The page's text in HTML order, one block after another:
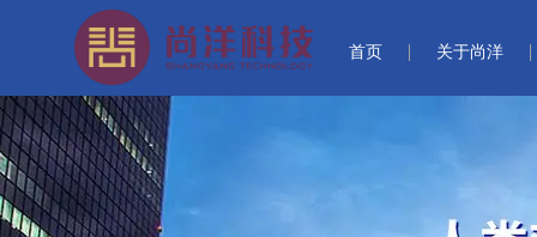
首页 关于尚洋